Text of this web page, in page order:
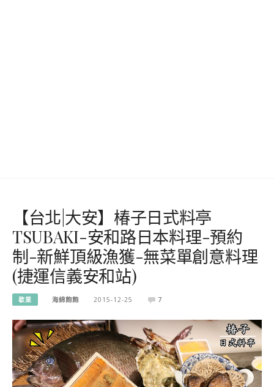
【台北|大安】椿子日式料亭
TSUBAKI-安和路日本料理-預約
制-新鮮頂級漁獲-無菜單創意料理
(捷運信義安和站)
歇業 海綿飽飽 2015-12-25 7